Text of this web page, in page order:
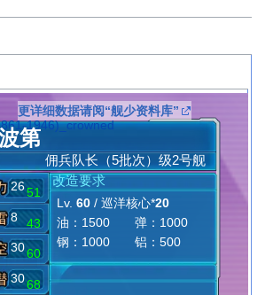
更详细数据请阅“舰少资料库”
第
佣兵队长（5批次）级2号舰
2651
8
43
3060
3068
改造要求
Lv. 60 / 巡洋核心*20
油：1500 弹：1000
钢：1000 铝：500